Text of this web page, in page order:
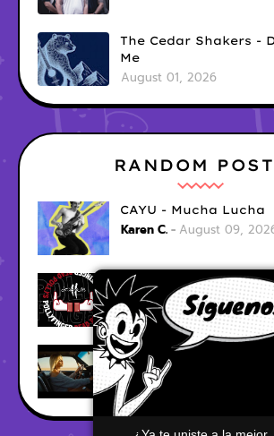
The Cedar Shakers -
Me
August 01, 2026
RANDOM
CAYU - Mucha Lucha
Karen C. August 09,
Dead Pollys - Shoot
Karen C. August 09,
Gerina - Me Faltas Tu
Karen C.